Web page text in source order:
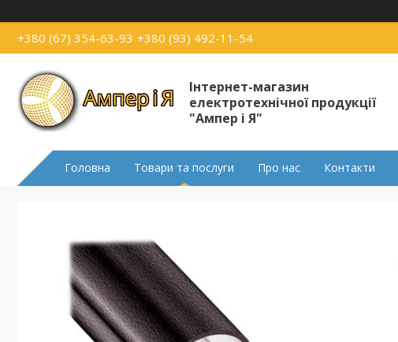
+380 (67) 354-63-93 +380 (93) 492-11-54
Інтернет-магазин
електротехнічної продукції
"Ампер і Я"
Головна Товари та послуги Про нас Контакти